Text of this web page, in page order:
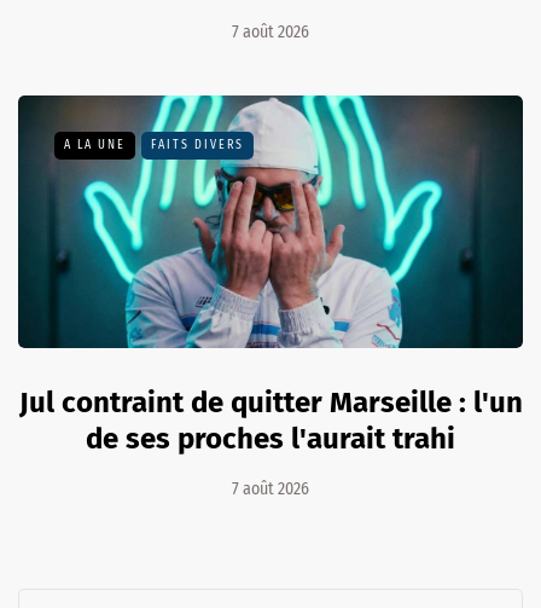
7 août 2026
A LA UNE FAITS DIVERS
Jul contraint de quitter Marseille : l'un
de ses proches l'aurait trahi
7 août 2026